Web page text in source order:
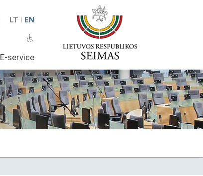
LT I EN
E-service